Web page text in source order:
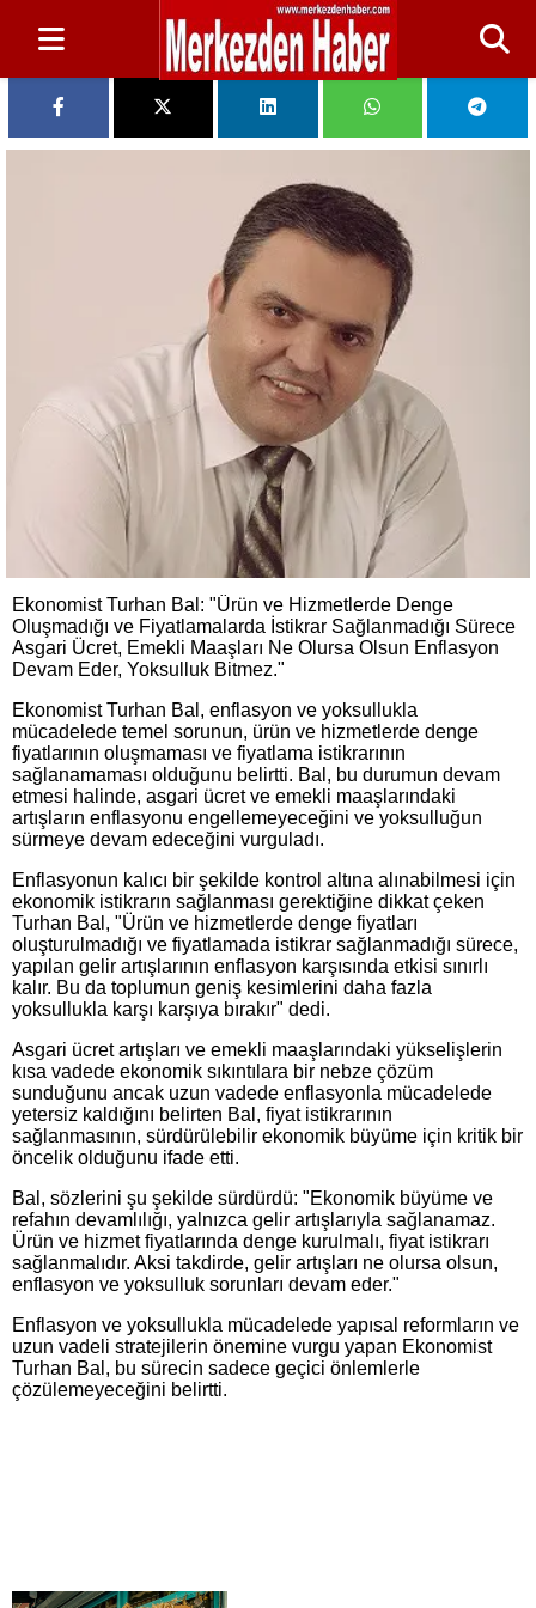
Ekonomist Turhan Bal: "Ürün ve Hizmetlerde Denge
Oluşmadığı ve Fiyatlamalarda İstikrar Sağlanmadığı Sürece
Asgari Ücret, Emekli Maaşları Ne Olursa Olsun Enflasyon
Devam Eder, Yoksulluk Bitmez."
Ekonomist Turhan Bal, enflasyon ve yoksullukla
mücadelede temel sorunun, ürün ve hizmetlerde denge
fiyatlarının oluşmaması ve fiyatlama istikrarının
sağlanamaması olduğunu belirtti. Bal, bu durumun devam
etmesi halinde, asgari ücret ve emekli maaşlarındaki
artışların enflasyonu engellemeyeceğini ve yoksulluğun
sürmeye devam edeceğini vurguladı.
Enflasyonun kalıcı bir şekilde kontrol altına alınabilmesi için
ekonomik istikrarın sağlanması gerektiğine dikkat çeken
Turhan Bal, "Ürün ve hizmetlerde denge fiyatları
oluşturulmadığı ve fiyatlamada istikrar sağlanmadığı sürece,
yapılan gelir artışlarının enflasyon karşısında etkisi sınırlı
kalır. Bu da toplumun geniş kesimlerini daha fazla
yoksullukla karşı karşıya bırakır" dedi.
Asgari ücret artışları ve emekli maaşlarındaki yükselişlerin
kısa vadede ekonomik sıkıntılara bir nebze çözüm
sunduğunu ancak uzun vadede enflasyonla mücadelede
yetersiz kaldığını belirten Bal, fiyat istikrarının
sağlanmasının, sürdürülebilir ekonomik büyüme için kritik bir
öncelik olduğunu ifade etti.
Bal, sözlerini şu şekilde sürdürdü: "Ekonomik büyüme ve
refahın devamlılığı, yalnızca gelir artışlarıyla sağlanamaz.
Ürün ve hizmet fiyatlarında denge kurulmalı, fiyat istikrarı
sağlanmalıdır. Aksi takdirde, gelir artışları ne olursa olsun,
enflasyon ve yoksulluk sorunları devam eder."
Enflasyon ve yoksullukla mücadelede yapısal reformların ve
uzun vadeli stratejilerin önemine vurgu yapan Ekonomist
Turhan Bal, bu sürecin sadece geçici önlemlerle
çözülemeyeceğini belirtti.